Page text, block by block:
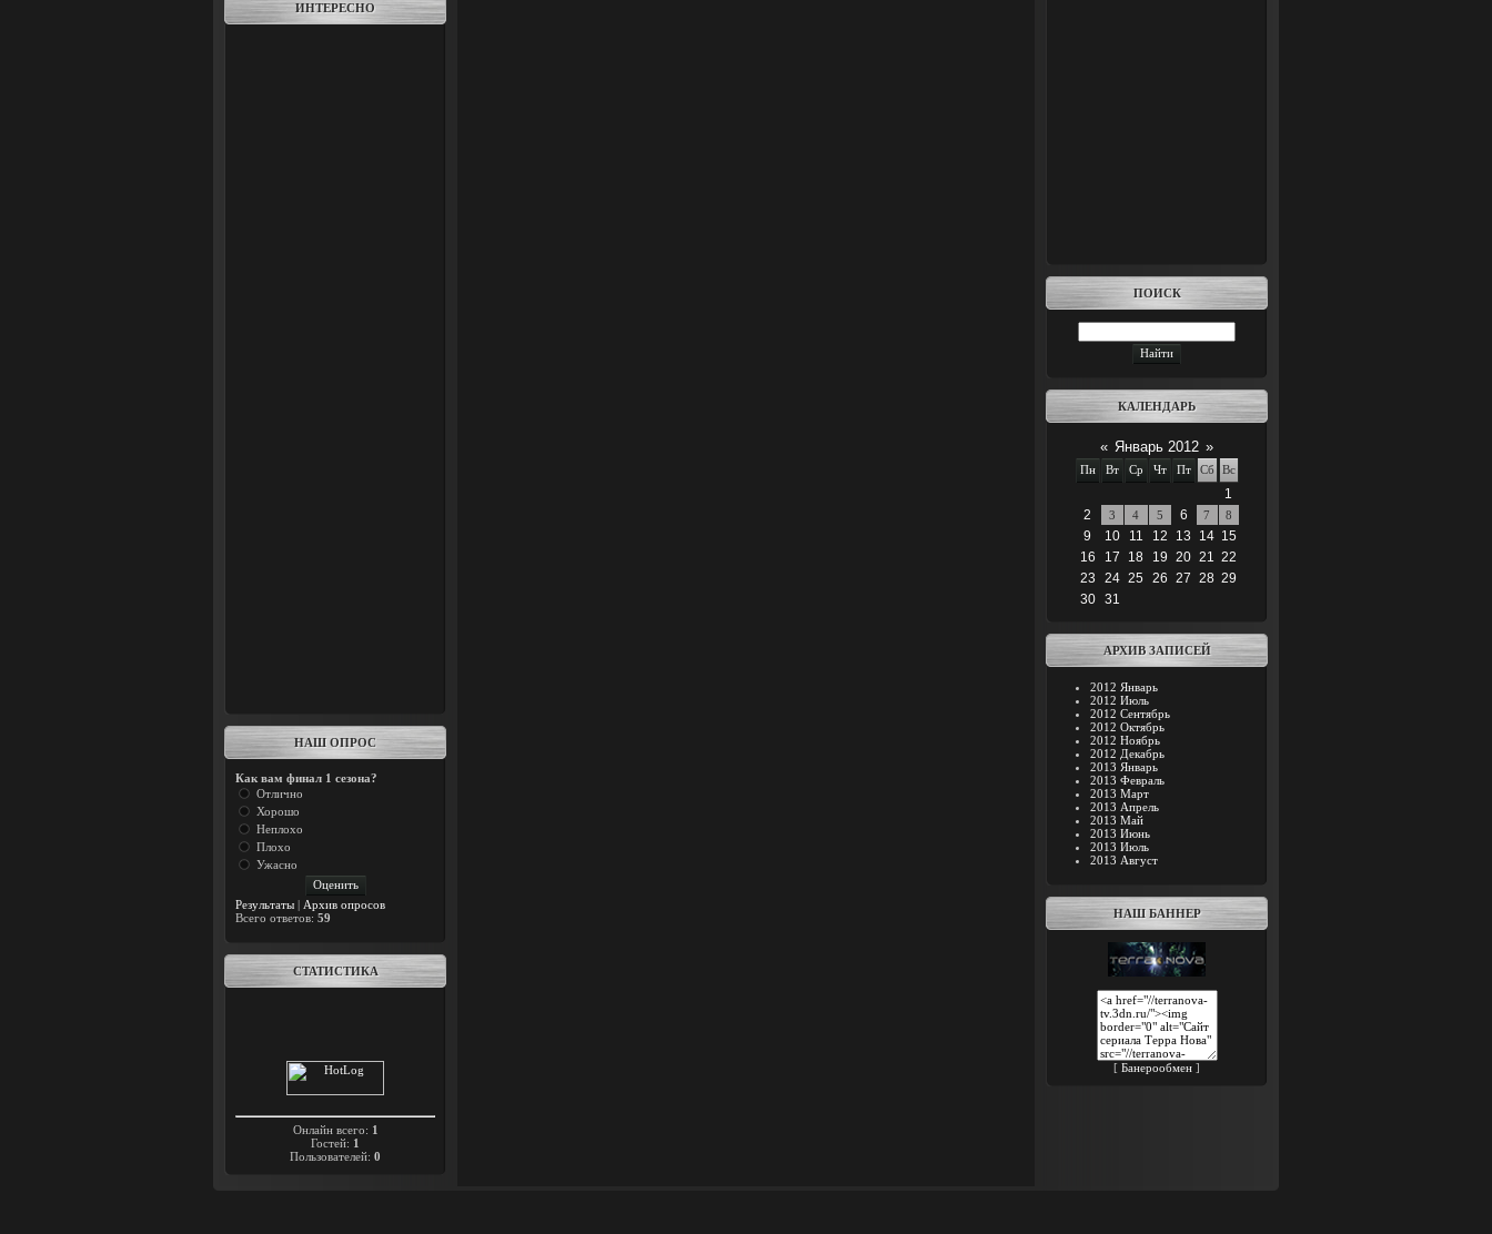
ИНТЕРЕСНО
НАШ ОПРОС
Как вам финал 1 сезона?
Отлично
Хорошо
Неплохо
Плохо
Ужасно
Результаты | Архив опросов
Всего ответов: 59
СТАТИСТИКА
Онлайн всего: 1
Гостей: 1
Пользователей: 0
ПОИСК
КАЛЕНДАРЬ
« Январь 2012 »
Пн Вт Ср Чт Пт Сб Вс
1
2
3 4 5 6 7 8
9 10 11 12 13 14 15
16
17 18 19 20 21 22
23
24 25 26 27 28 29
30
31
АРХИВ ЗАПИСЕЙ
2012 Январь
2012 Июль
2012 Сентябрь
2012 Октябрь
2012 Ноябрь
2012 Декабрь
2013 Январь
2013 Февраль
2013 Март
2013 Апрель
2013 Май
2013 Июнь
2013 Июль
2013 Август
НАШ БАННЕР
[ Банерообмен ]